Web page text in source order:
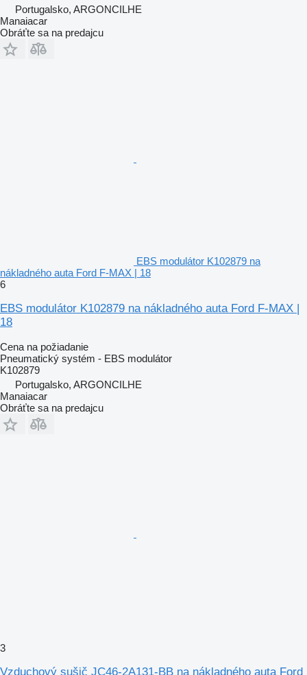
Portugalsko, ARGONCILHE
Manaiacar
Obráťte sa na predajcu
EBS modulátor K102879 na
nákladného auta Ford F-MAX | 18
6
EBS modulátor K102879 na nákladného auta Ford F-MAX |
18
Cena na požiadanie
Pneumatický systém - EBS modulátor
K102879
Portugalsko, ARGONCILHE
Manaiacar
Obráťte sa na predajcu
3
Vzduchový sušič JC46-2A131-BB na nákladného auta Ford